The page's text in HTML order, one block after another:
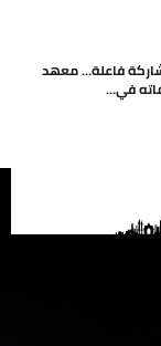
نوعياً و(80) مشاركة فاعلة… معهد
في...